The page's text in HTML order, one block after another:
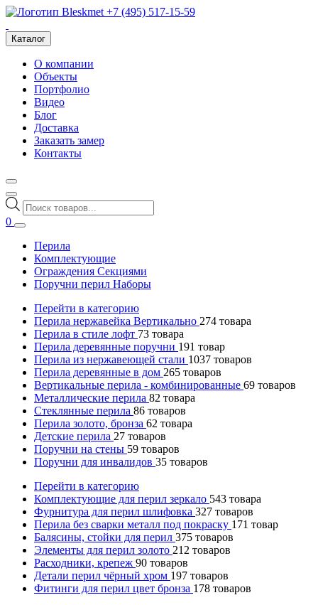
+7 (495) 517-15-59
Каталог
О компании
Объекты
Портфолио
Видео
Блог
Доставка
Заказать замер
Контакты
Поиск
товаров
0
Перила
Комплектующие
Ограждения Секциями
Поручни перил Наборы
Перейти в категорию
Перила нержавейка Вертикально 274 товара
Перила в стиле лофт 73 товара
Перила деревянные поручни 191 товар
Перила из нержавеющей стали 1037 товаров
Перила деревянные в дом 265 товаров
Вертикальные перила - комбинированные 69 товаров
Металлические перила 82 товара
Стеклянные перила 86 товаров
Перила золото, бронза 62 товара
Детские перила 27 товаров
Поручни на стены 59 товаров
Поручни для инвалидов 35 товаров
Перейти в категорию
Комплектующие для перил зеркало 543 товара
Фурнитура для перил шлифовка 327 товаров
Перила без сварки металл под покраску 171 товар
Балясины, стойки для перил 375 товаров
Элементы для перил золото 212 товаров
Расходники, крепеж 90 товаров
Детали перил чёрный хром 197 товаров
Фитинги для перил цвет бронза 178 товаров